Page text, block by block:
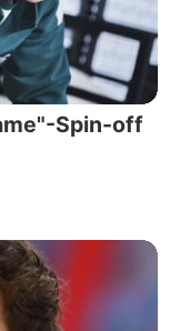
Spin-off